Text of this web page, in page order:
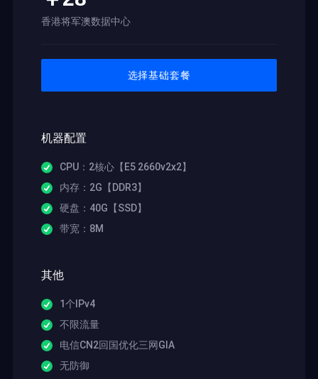
香港将军澳数据中心
选择基础套餐
机器配置
CPU：2核心【E5 2660v2x2】
内存：2G【DDR3】
硬盘：40G【SSD】
带宽：8M
其他
1个IPv4
不限流量
电信CN2回国优化三网GIA
无防御